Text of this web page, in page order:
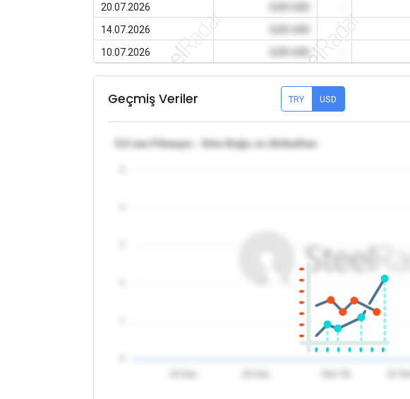
20.07.2026
14.07.2026
-
10.07.2026
Geçmiş Veriler TRY USD
5,5 mm Filmaşin - Orta Doğu ve Afrika/İran